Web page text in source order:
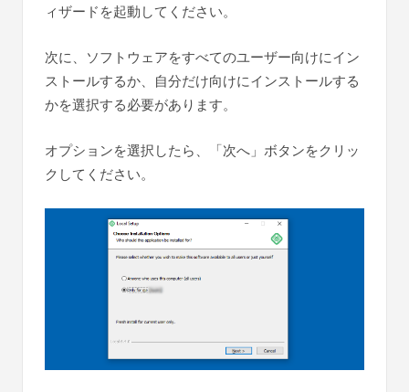
ィザードを起動してください。
次に、ソフトウェアをすべてのユーザー向けにイン
ストールするか、自分だけ向けにインストールする
かを選択する必要があります。
オプションを選択したら、「次へ」ボタンをクリッ
クしてください。